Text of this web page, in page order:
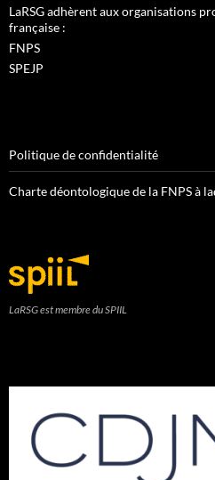
LaRSG adhèrent aux organisations
française :
FNPS
SPEJP
Politique de confidentialité
Charte déontologique de la FNPS à
LaRSG est membre du SPIIL